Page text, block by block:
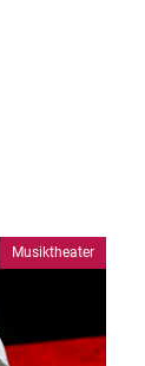
Musiktheater